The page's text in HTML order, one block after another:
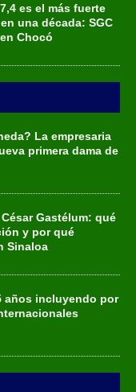
es el más fuerte
una década: SGC
Chocó
La empresaria
primera dama de
Gastélum: qué
y por qué
Sinaloa
años incluyendo por